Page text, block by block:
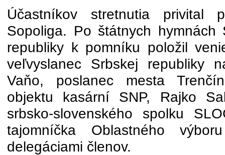
Účastníkov stretnutia privital
Sopoliga. Po štátnych hymnách
republiky k pomníku položil
veľvyslanec Srbskej republiky
Vaňo, poslanec mesta
objektu kasární SNP, Rajko
srbsko-slovenského spolku
tajomníčka Oblastného
delegáciami členov.